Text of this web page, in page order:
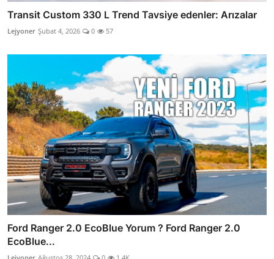
Transit Custom 330 L Trend Tavsiye edenler: Arızalar
Lejyoner Şubat 4, 2026 0 57
Ford Ranger 2.0 EcoBlue Yorum ? Ford Ranger 2.0
EcoBlue...